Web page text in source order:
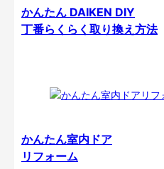
かんたん DAIKEN DIY
丁番らくらく取り換え方法
かんたん室内ドア
リフォーム